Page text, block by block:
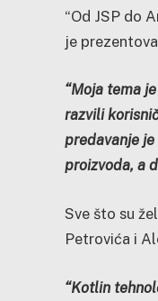
“Od JSP do
je
“Moja tema
razvili
predavanje
proizvoda, a
Sve što su
Petrovića i
“Kotlin